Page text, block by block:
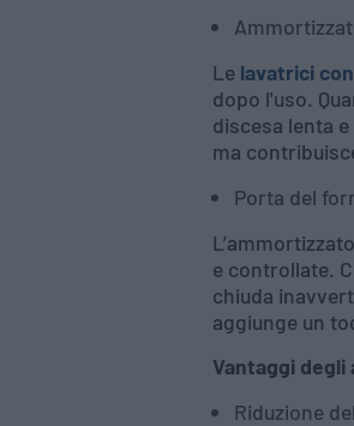
Le lavatrici
dopo l'uso.
discesa lenta
ma
Porta del
e controllate.
chiuda
aggiunge un
Vantaggi
Riduzione